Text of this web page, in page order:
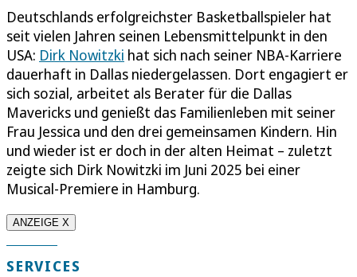
Deutschlands erfolgreichster Basketballspieler hat
seit vielen Jahren seinen Lebensmittelpunkt in den
USA: Dirk Nowitzki hat sich nach seiner NBA-Karriere
dauerhaft in Dallas niedergelassen. Dort engagiert er
sich sozial, arbeitet als Berater für die Dallas
Mavericks und genießt das Familienleben mit seiner
Frau Jessica und den drei gemeinsamen Kindern. Hin
und wieder ist er doch in der alten Heimat – zuletzt
zeigte sich Dirk Nowitzki im Juni 2025 bei einer
Musical-Premiere in Hamburg.
ANZEIGE X
SERVICES